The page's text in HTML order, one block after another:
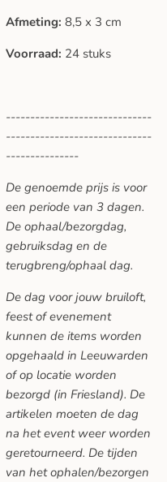
Afmeting: 8,5 x 3 cm
Voorraad: 24 stuks
------------------------------
------------------------------
---------------
De genoemde prijs is voor
een periode van 3 dagen.
De ophaal/bezorgdag,
gebruiksdag en de
terugbreng/ophaal dag.
De dag voor jouw bruiloft,
feest of evenement
kunnen de items worden
opgehaald in Leeuwarden
of op locatie worden
bezorgd (in Friesland). De
artikelen moeten de dag
na het event weer worden
geretourneerd. De tijden
van het ophalen/bezorgen